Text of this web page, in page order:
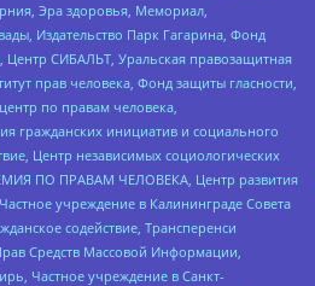
Эра здоровья, Мемориал,
Издательство Парк Гагарина, Фонд
СИБАЛЬТ, Уральская правозащитная
прав человека, Фонд защиты гласности,
по правам человека,
гражданских инициатив и социального
Центр независимых социологических
ПО ПРАВАМ ЧЕЛОВЕКА, Центр развития
учреждение в Калининграде Совета
содействие, Трансперенси
Средств Массовой Информации,
Частное учреждение в Санкт-